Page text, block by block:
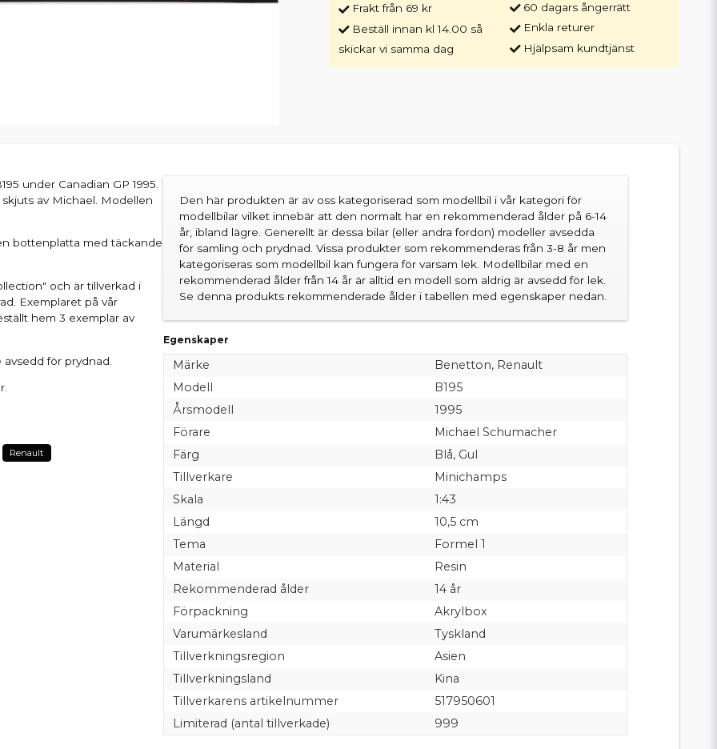
Frakt från 69 kr
Beställ innan kl 14.00 så
skickar vi samma dag
60 dagars ångerrätt
Enkla returer
Hjälpsam kundtjänst
under Canadian GP 1995.
av Michael. Modellen
bottenplatta med täckande
och är tillverkad i
Exemplaret på vår
hem 3 exemplar av
för prydnad.
Renault
Den här produkten är av oss kategoriserad som modellbil i vår kategori för
modellbilar vilket innebär att den normalt har en rekommenderad ålder på 6-14
år, ibland lägre. Generellt är dessa bilar (eller andra fordon) modeller avsedda
för samling och prydnad. Vissa produkter som rekommenderas från 3-8 år men
kategoriseras som modellbil kan fungera för varsam lek. Modellbilar med en
rekommenderad ålder från 14 år är alltid en modell som aldrig är avsedd för lek.
Se denna produkts rekommenderade ålder i tabellen med egenskaper nedan.
Egenskaper
Märke
Benetton, Renault
Modell
B195
Årsmodell
1995
Förare
Michael Schumacher
Färg
Blå, Gul
Tillverkare
Minichamps
Skala
1:43
Längd
10,5 cm
Tema
Formel 1
Material
Resin
Rekommenderad ålder
14 år
Förpackning
Akrylbox
Varumärkesland
Tyskland
Tillverkningsregion
Asien
Tillverkningsland
Kina
Tillverkarens artikelnummer
517950601
Limiterad (antal tillverkade)
999